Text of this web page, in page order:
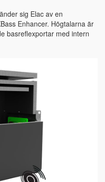
sig Elac av en
Enhancer. Högtalarna är
basreflexportar med intern